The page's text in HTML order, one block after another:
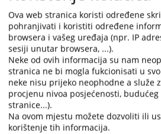
Lista stalnih sudskih vještaka iz
komunikacijskih nauka
01.08.2022.
Lista stalnih
geodezije
Lista stalnih sudskih vještaka iz
01.08.2022.
Ova web stranica koristi određene
pohranjivati i koristiti određene
browsera i vašeg uređaja (npr. IP
sesiji unutar browsera, ...).
Neke od ovih informacija su nam
stranica ne bi mogla fukcionisati u
neke nisu prijeko neophodne a služe
procjenu nivoa posjećenosti, budućeg
stranice...).
Na ovom mjestu možete dozvoliti ili
korištenje tih informacija.